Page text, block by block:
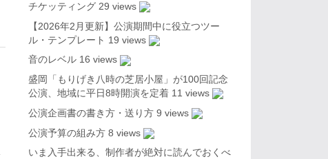
チケッティング 29 views
【2026年2月更新】公演期間中に役立つツー
ル・テンプレート 19 views
音のレベル 16 views
盛岡「もりげき八時の芝居小屋」が100回記念
公演、地域に平日8時開演を定着 11 views
公演企画書の書き方・送り方 9 views
公演予算の組み方 8 views
いま入手出来る、制作者が絶対に読んでおくべ